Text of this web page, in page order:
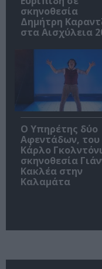
σκηνοθεσία
Δημήτρη
στα Αισχύλεια
Ο Υπηρέτης δύο
Αφεντάδων, του
Κάρλο
σκηνοθεσία
Κακλέα στην
Καλαμάτα